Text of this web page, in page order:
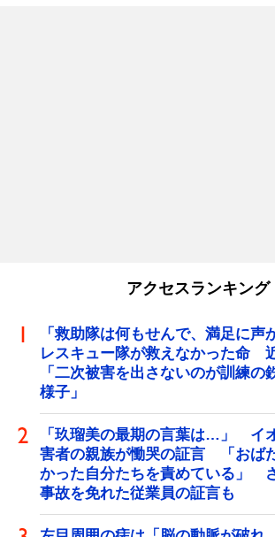
アクセスランキング
「救助隊は何もせんで、満足に声
レスキュー隊が救えなかった命
「二次被害を出さないのが訓練の
様子」
「玖瑠美の最期の言葉は…」 イ
害者の親族が慟哭の証言 「おば
かった自分たちを責めている」
事故を免れた従業員の証言も